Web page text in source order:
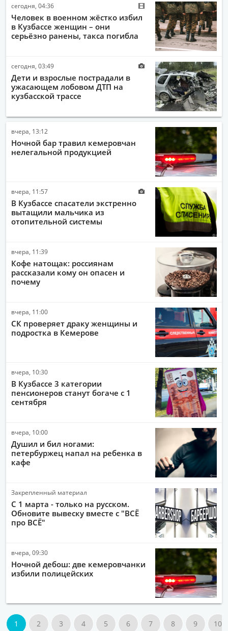
сегодня, 04:36
Человек в военном жёстко избил
в Кузбассе женщин – они
серьёзно ранены, такса погибла
сегодня, 03:49
Дети и взрослые пострадали в
ужасающем лобовом ДТП на
кузбасской трассе
вчера, 13:12
Ночной бар травил кемеровчан
нелегальной продукцией
вчера, 11:57
В Кузбассе спасатели экстренно
вытащили мальчика из
отопительной системы
вчера, 11:39
Кофе натощак: россиянам
рассказали кому он опасен и
почему
вчера, 11:00
СК проверяет драку женщины и
подростка в Кемерове
вчера, 10:30
В Кузбассе 3 категории
пенсионеров станут богаче с 1
сентября
вчера, 10:00
Душил и бил ногами:
петербуржец напал на ребенка в
кафе
Закрепленный материал
С 1 марта - только на русском.
Обновите вывеску вместе с "ВСЁ
про ВСЁ"
вчера, 09:30
Ночной дебош: две кемеровчанки
избили полицейских
1 2 3 4 5 6 7 8 9 10